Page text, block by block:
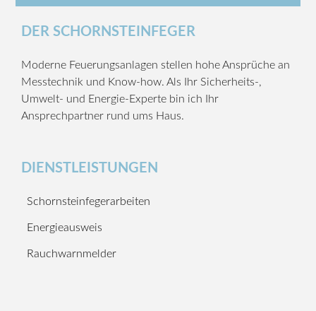
DER SCHORNSTEINFEGER
Moderne Feuerungsanlagen stellen hohe Ansprüche an
Messtechnik und Know-how. Als Ihr Sicherheits-,
Umwelt- und Energie-Experte bin ich Ihr
Ansprechpartner rund ums Haus.
DIENSTLEISTUNGEN
Schornsteinfegerarbeiten
Energieausweis
Rauchwarnmelder